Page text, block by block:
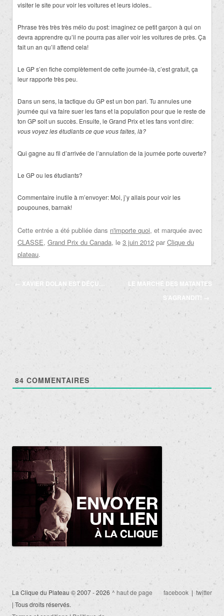
visiter le site pour voir les voitures et leurs idoles..
Phrase très très très mélo du post: imaginez ce petit garçon à qui on
devra apprendre qu’il ne pourra pas aller voir les voitures de près. Ça
fait un an qu’il attend cela!
Le GP s’en fiche complètement de cette journée-là, c’est gratuit, ça
leur rapporte très peu.
Dans un sens, la tactique du GP est un bon pari. Tu annules une
journée qui va faire suer les fans et la population pour que le reste de
ton GP soit un succès. Ensuite, le Grand Prix et les fans vont dire:
vous voyez les étudiants ce que vous faites, là?
Qui gagne au fil d’arrivée de l’annulation de la journée porte ouverte?
Le GP ou les étudiants?
Commentaire inutile à m’envoyer: Moi, j’y allais pour voir les
poupounes, barnak!
Cette entrée a été publiée dans n'importe quoi, et marquée avec
CLASSE, Grand Prix du Canada, le 3 juin 2012 par Clique du
plateau.
Navigation
articles
← XAVIER DOLAN EST DÉÇU…
LE MARCHÉ DES MATANTES
S’AGRANDIT!
→
84 COMMENTAIRES
La Clique du Plateau © 2007 - 2026
| Tous droits réservés.
^ haut de page facebook | twitter